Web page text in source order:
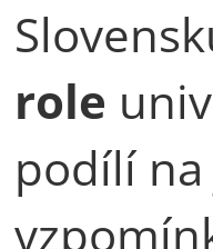
role
podílí